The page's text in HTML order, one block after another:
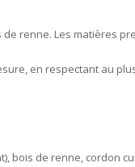
renne. Les matières
en respectant au
bois de renne, cordon